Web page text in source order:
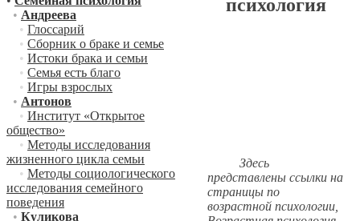
• Андреева
• Глоссарий
• Сборник о браке и семье
• Истоки брака и семьи
• Семья есть благо
• Игры взрослых
• Антонов
• Институт «Открытое
общество»
• Методы исследования
жизненного цикла семьи
• Методы социологического
исследования семейного
поведения
• Куликова
психология
Здесь
представлены ссылки на
страницы по
возрастной психологии,